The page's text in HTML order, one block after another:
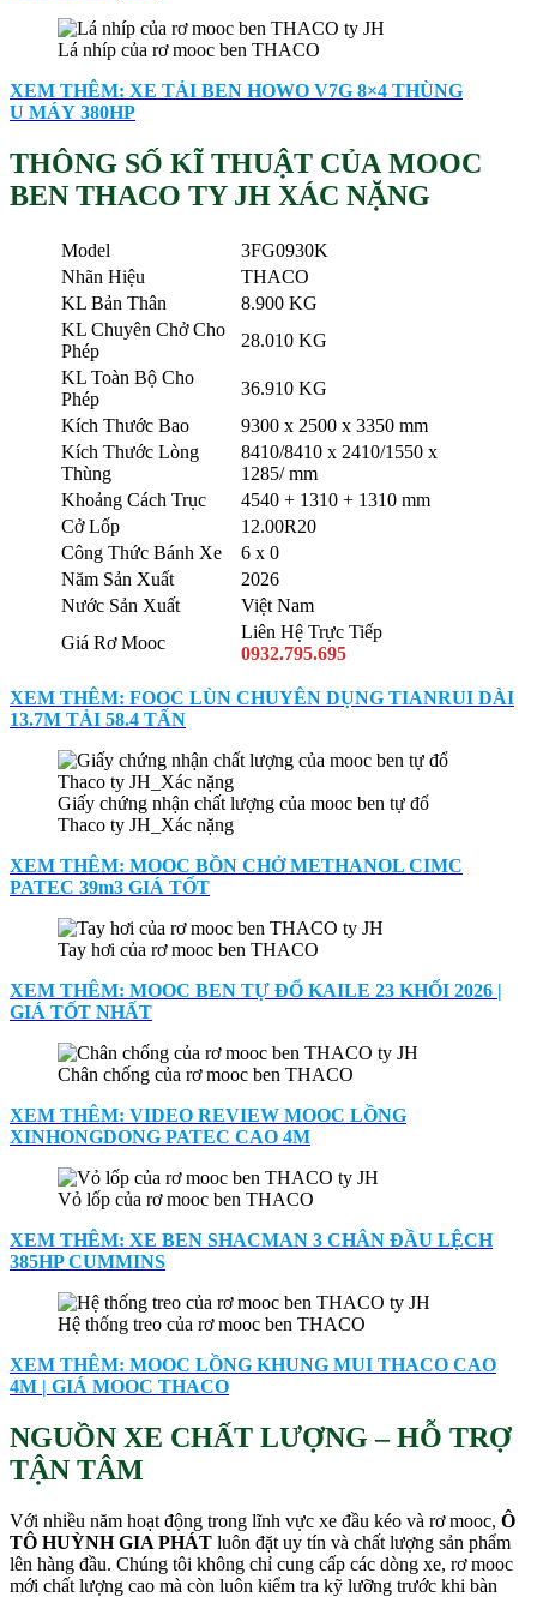
Lá nhíp của rơ mooc ben THACO
XEM THÊM: XE TẢI BEN HOWO V7G 8×4 THÙNG
U MÁY 380HP
THÔNG SỐ KĨ THUẬT CỦA MOOC
BEN THACO TY JH XÁC NẶNG
Model
3FG0930K
Nhãn Hiệu
THACO
KL Bản Thân
8.900 KG
KL Chuyên Chở Cho
Phép
28.010 KG
KL Toàn Bộ Cho
Phép
36.910 KG
Kích Thước Bao
9300 x 2500 x 3350 mm
Kích Thước Lòng
Thùng
8410/8410 x 2410/1550 x
1285/ mm
Khoảng Cách Trục
4540 + 1310 + 1310 mm
Cở Lốp
12.00R20
Công Thức Bánh Xe
6 x 0
Năm Sản Xuất
2026
Nước Sản Xuất
Việt Nam
Giá Rơ Mooc
Liên Hệ Trực Tiếp
0932.795.695
XEM THÊM: FOOC LÙN CHUYÊN DỤNG TIANRUI DÀI
13.7M TẢI 58.4 TẤN
Giấy chứng nhận chất lượng của mooc ben tự đổ
Thaco ty JH_Xác nặng
XEM THÊM: MOOC BỒN CHỞ METHANOL CIMC
PATEC 39m3 GIÁ TỐT
Tay hơi của rơ mooc ben THACO
XEM THÊM: MOOC BEN TỰ ĐỔ KAILE 23 KHỐI 2026 |
GIÁ TỐT NHẤT
Chân chống của rơ mooc ben THACO
XEM THÊM: VIDEO REVIEW MOOC LỒNG
XINHONGDONG PATEC CAO 4M
Vỏ lốp của rơ mooc ben THACO
XEM THÊM: XE BEN SHACMAN 3 CHÂN ĐẦU LỆCH
385HP CUMMINS
Hệ thống treo của rơ mooc ben THACO
XEM THÊM: MOOC LỒNG KHUNG MUI THACO CAO
4M | GIÁ MOOC THACO
NGUỒN XE CHẤT LƯỢNG – HỖ TRỢ
TẬN TÂM
Với nhiều năm hoạt động trong lĩnh vực xe đầu kéo và rơ mooc, Ô
TÔ HUỲNH GIA PHÁT luôn đặt uy tín và chất lượng sản phẩm
lên hàng đầu. Chúng tôi không chỉ cung cấp các dòng xe, rơ mooc
mới chất lượng cao mà còn luôn kiểm tra kỹ lưỡng trước khi bàn